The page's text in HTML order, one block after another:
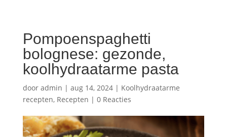
Pompoenspaghetti
bolognese: gezonde,
koolhydraatarme pasta
door admin | aug 14, 2024| Koolhydraatarme
recepten, Recepten | 0 Reacties